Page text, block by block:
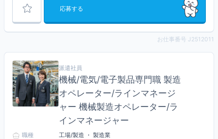
応募する
お仕事番号 J2512011
派遣社員
機械/電気/電子製品専門職 製造
オペレーター/ラインマネージ
ャー 機械製造オペレーター/ラ
インマネージャー
職種
工場/製造 ・ 製造業